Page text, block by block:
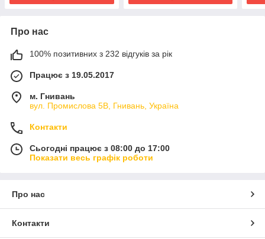
Про нас
100% позитивних з 232 відгуків за рік
Працює з 19.05.2017
м. Гнивань
вул. Промислова 5В, Гнивань, Україна
Контакти
Сьогодні працює з 08:00 до 17:00
Показати весь графік роботи
Про нас
Контакти